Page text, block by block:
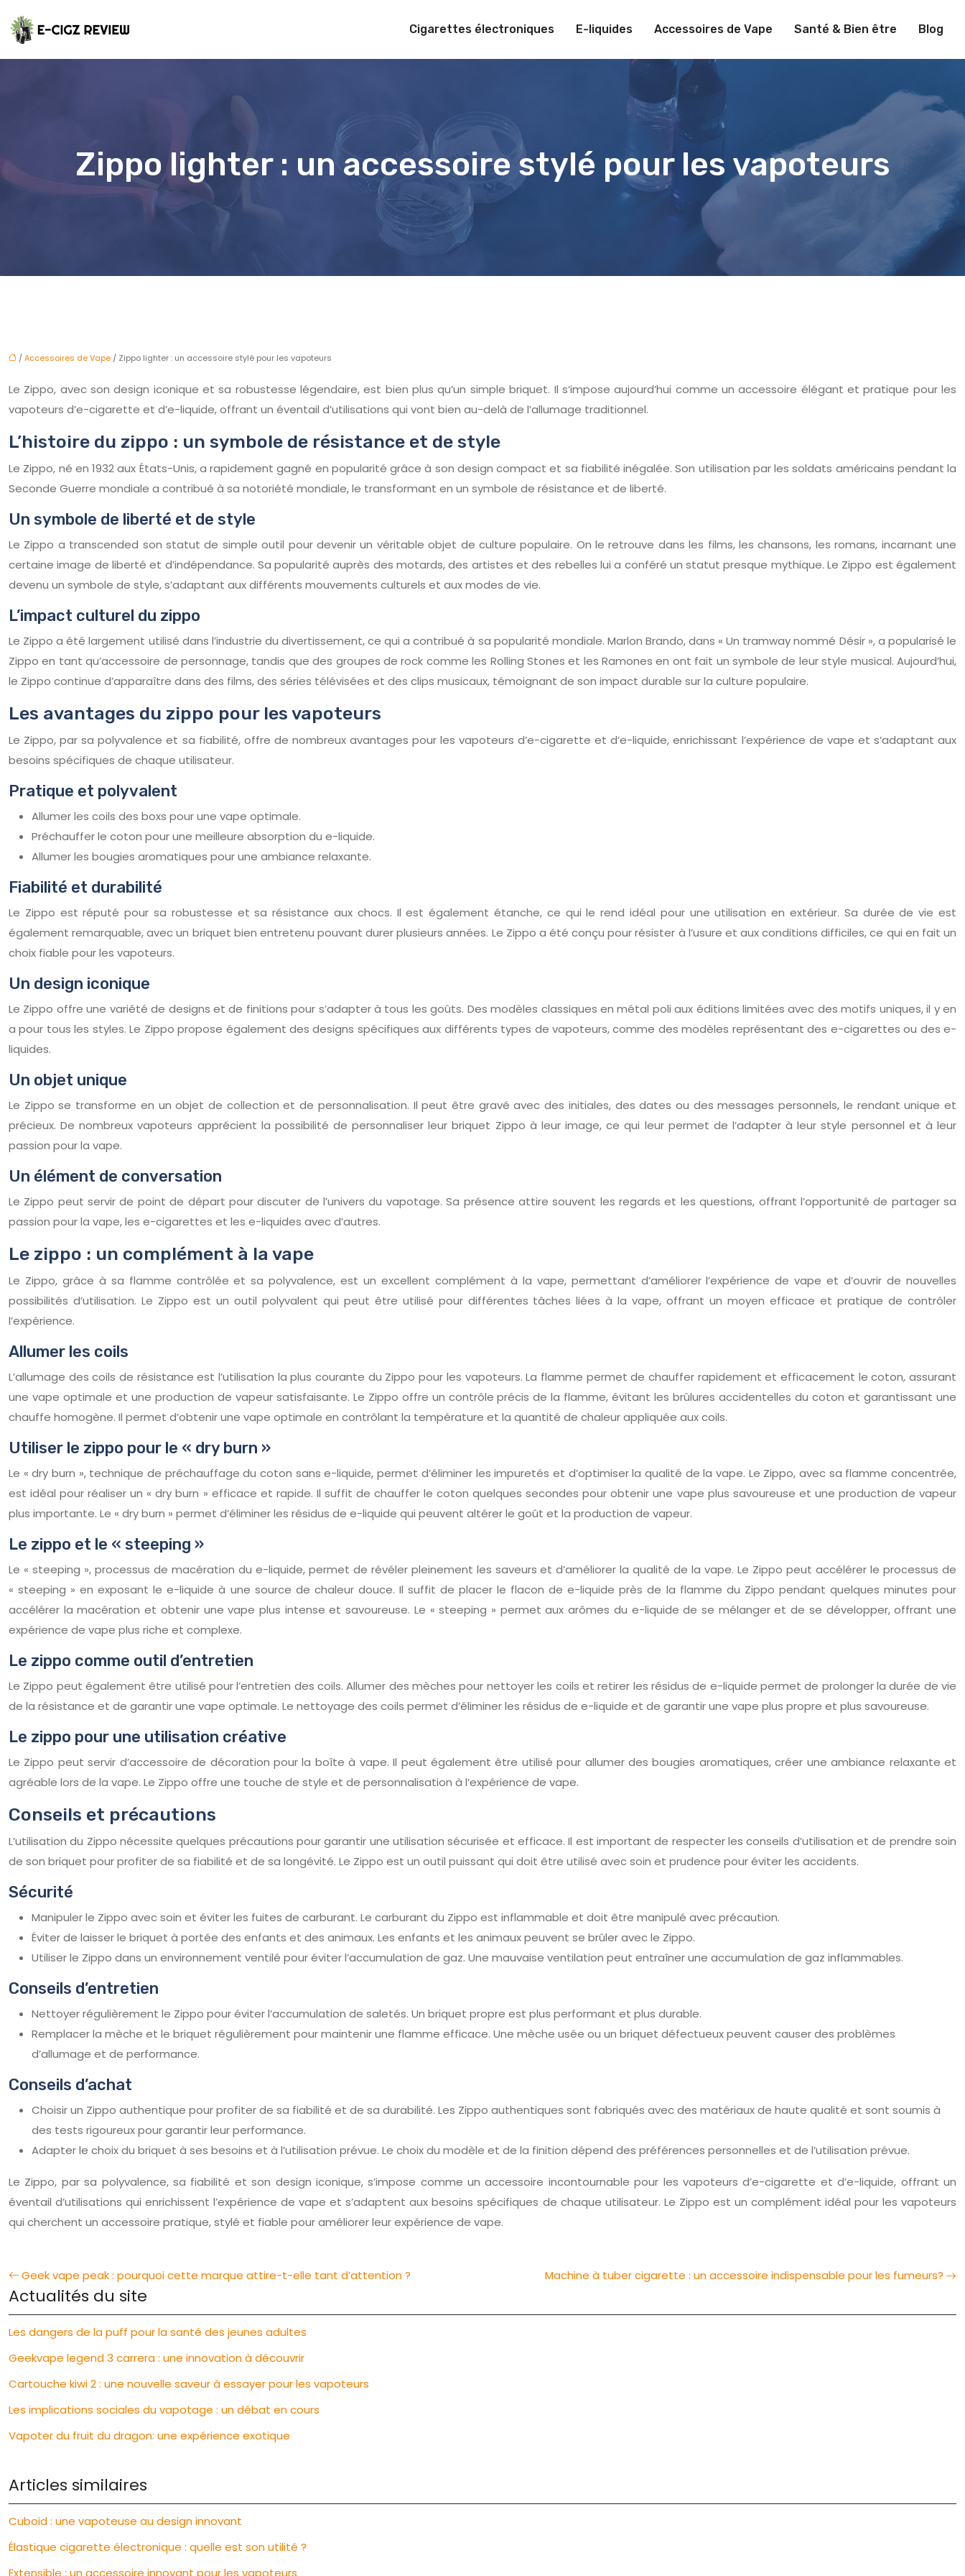
Cigarettes électroniques E-liquides Accessoires de Vape Santé & Bien être Blog
Zippo lighter : un accessoire stylé pour les vapoteurs
/Accessoires de Vape / Zippo lighter : un accessoire stylé pour les vapoteurs
Le Zippo, avec son design iconique et sa robustesse légendaire, est bien plus qu’un simple briquet. Il s’impose aujourd’hui comme un accessoire élégant et pratique pour les
vapoteurs d’e-cigarette et d’e-liquide, offrant un éventail d’utilisations qui vont bien au-delà de l’allumage traditionnel.
L’histoire du zippo : un symbole de résistance et de style
Le Zippo, né en 1932 aux États-Unis, a rapidement gagné en popularité grâce à son design compact et sa fiabilité inégalée. Son utilisation par les soldats américains pendant la
Seconde Guerre mondiale a contribué à sa notoriété mondiale, le transformant en un symbole de résistance et de liberté.
Un symbole de liberté et de style
Le Zippo a transcended son statut de simple outil pour devenir un véritable objet de culture populaire. On le retrouve dans les films, les chansons, les romans, incarnant une
certaine image de liberté et d’indépendance. Sa popularité auprès des motards, des artistes et des rebelles lui a conféré un statut presque mythique. Le Zippo est également
devenu un symbole de style, s’adaptant aux différents mouvements culturels et aux modes de vie.
L’impact culturel du zippo
Le Zippo a été largement utilisé dans l’industrie du divertissement, ce qui a contribué à sa popularité mondiale. Marlon Brando, dans « Un tramway nommé Désir », a popularisé le
Zippo en tant qu’accessoire de personnage, tandis que des groupes de rock comme les Rolling Stones et les Ramones en ont fait un symbole de leur style musical. Aujourd’hui,
le Zippo continue d’apparaître dans des films, des séries télévisées et des clips musicaux, témoignant de son impact durable sur la culture populaire.
Les avantages du zippo pour les vapoteurs
Le Zippo, par sa polyvalence et sa fiabilité, offre de nombreux avantages pour les vapoteurs d’e-cigarette et d’e-liquide, enrichissant l’expérience de vape et s’adaptant aux
besoins spécifiques de chaque utilisateur.
Pratique et polyvalent
Allumer les coils des boxs pour une vape optimale.
Préchauffer le coton pour une meilleure absorption du e-liquide.
Allumer les bougies aromatiques pour une ambiance relaxante.
Fiabilité et durabilité
Le Zippo est réputé pour sa robustesse et sa résistance aux chocs. Il est également étanche, ce qui le rend idéal pour une utilisation en extérieur. Sa durée de vie est
également remarquable, avec un briquet bien entretenu pouvant durer plusieurs années. Le Zippo a été conçu pour résister à l’usure et aux conditions difficiles, ce qui en fait un
choix fiable pour les vapoteurs.
Un design iconique
Le Zippo offre une variété de designs et de finitions pour s’adapter à tous les goûts. Des modèles classiques en métal poli aux éditions limitées avec des motifs uniques, il y en
a pour tous les styles. Le Zippo propose également des designs spécifiques aux différents types de vapoteurs, comme des modèles représentant des e-cigarettes ou des e-
liquides.
Un objet unique
Le Zippo se transforme en un objet de collection et de personnalisation. Il peut être gravé avec des initiales, des dates ou des messages personnels, le rendant unique et
précieux. De nombreux vapoteurs apprécient la possibilité de personnaliser leur briquet Zippo à leur image, ce qui leur permet de l’adapter à leur style personnel et à leur
passion pour la vape.
Un élément de conversation
Le Zippo peut servir de point de départ pour discuter de l’univers du vapotage. Sa présence attire souvent les regards et les questions, offrant l’opportunité de partager sa
passion pour la vape, les e-cigarettes et les e-liquides avec d’autres.
Le zippo : un complément à la vape
Le Zippo, grâce à sa flamme contrôlée et sa polyvalence, est un excellent complément à la vape, permettant d’améliorer l’expérience de vape et d’ouvrir de nouvelles
possibilités d’utilisation. Le Zippo est un outil polyvalent qui peut être utilisé pour différentes tâches liées à la vape, offrant un moyen efficace et pratique de contrôler
l’expérience.
Allumer les coils
L’allumage des coils de résistance est l’utilisation la plus courante du Zippo pour les vapoteurs. La flamme permet de chauffer rapidement et efficacement le coton, assurant
une vape optimale et une production de vapeur satisfaisante. Le Zippo offre un contrôle précis de la flamme, évitant les brûlures accidentelles du coton et garantissant une
chauffe homogène. Il permet d’obtenir une vape optimale en contrôlant la température et la quantité de chaleur appliquée aux coils.
Utiliser le zippo pour le « dry burn »
Le « dry burn », technique de préchauffage du coton sans e-liquide, permet d’éliminer les impuretés et d’optimiser la qualité de la vape. Le Zippo, avec sa flamme concentrée,
est idéal pour réaliser un « dry burn » efficace et rapide. Il suffit de chauffer le coton quelques secondes pour obtenir une vape plus savoureuse et une production de vapeur
plus importante. Le « dry burn » permet d’éliminer les résidus de e-liquide qui peuvent altérer le goût et la production de vapeur.
Le zippo et le « steeping »
Le « steeping », processus de macération du e-liquide, permet de révéler pleinement les saveurs et d’améliorer la qualité de la vape. Le Zippo peut accélérer le processus de
« steeping » en exposant le e-liquide à une source de chaleur douce. Il suffit de placer le flacon de e-liquide près de la flamme du Zippo pendant quelques minutes pour
accélérer la macération et obtenir une vape plus intense et savoureuse. Le « steeping » permet aux arômes du e-liquide de se mélanger et de se développer, offrant une
expérience de vape plus riche et complexe.
Le zippo comme outil d’entretien
Le Zippo peut également être utilisé pour l’entretien des coils. Allumer des mèches pour nettoyer les coils et retirer les résidus de e-liquide permet de prolonger la durée de vie
de la résistance et de garantir une vape optimale. Le nettoyage des coils permet d’éliminer les résidus de e-liquide et de garantir une vape plus propre et plus savoureuse.
Le zippo pour une utilisation créative
Le Zippo peut servir d’accessoire de décoration pour la boîte à vape. Il peut également être utilisé pour allumer des bougies aromatiques, créer une ambiance relaxante et
agréable lors de la vape. Le Zippo offre une touche de style et de personnalisation à l’expérience de vape.
Conseils et précautions
L’utilisation du Zippo nécessite quelques précautions pour garantir une utilisation sécurisée et efficace. Il est important de respecter les conseils d’utilisation et de prendre soin
de son briquet pour profiter de sa fiabilité et de sa longévité. Le Zippo est un outil puissant qui doit être utilisé avec soin et prudence pour éviter les accidents.
Sécurité
Manipuler le Zippo avec soin et éviter les fuites de carburant. Le carburant du Zippo est inflammable et doit être manipulé avec précaution.
Éviter de laisser le briquet à portée des enfants et des animaux. Les enfants et les animaux peuvent se brûler avec le Zippo.
Utiliser le Zippo dans un environnement ventilé pour éviter l’accumulation de gaz. Une mauvaise ventilation peut entraîner une accumulation de gaz inflammables.
Conseils d’entretien
Nettoyer régulièrement le Zippo pour éviter l’accumulation de saletés. Un briquet propre est plus performant et plus durable.
Remplacer la mèche et le briquet régulièrement pour maintenir une flamme efficace. Une mèche usée ou un briquet défectueux peuvent causer des problèmes
d’allumage et de performance.
Conseils d’achat
Choisir un Zippo authentique pour profiter de sa fiabilité et de sa durabilité. Les Zippo authentiques sont fabriqués avec des matériaux de haute qualité et sont soumis à
des tests rigoureux pour garantir leur performance.
Adapter le choix du briquet à ses besoins et à l’utilisation prévue. Le choix du modèle et de la finition dépend des préférences personnelles et de l’utilisation prévue.
Le Zippo, par sa polyvalence, sa fiabilité et son design iconique, s’impose comme un accessoire incontournable pour les vapoteurs d’e-cigarette et d’e-liquide, offrant un
éventail d’utilisations qui enrichissent l’expérience de vape et s’adaptent aux besoins spécifiques de chaque utilisateur. Le Zippo est un complément idéal pour les vapoteurs
qui cherchent un accessoire pratique, stylé et fiable pour améliorer leur expérience de vape.
Geek vape peak : pourquoi cette marque attire-t-elle tant d’attention ? Machine à tuber cigarette : un accessoire indispensable pour les fumeurs?
Actualités du site
Les dangers de la puff pour la santé des jeunes adultes
Geekvape legend 3 carrera : une innovation à découvrir
Cartouche kiwi 2 : une nouvelle saveur à essayer pour les vapoteurs
Les implications sociales du vapotage : un débat en cours
Vapoter du fruit du dragon: une expérience exotique
Articles similaires
Cuboid : une vapoteuse au design innovant
Élastique cigarette électronique : quelle est son utilité ?
Extensible : un accessoire innovant pour les vapoteurs